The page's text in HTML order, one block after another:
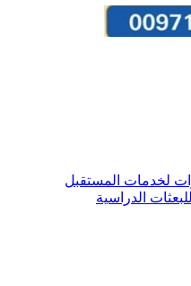
لخدمات المستقبل
الدراسية